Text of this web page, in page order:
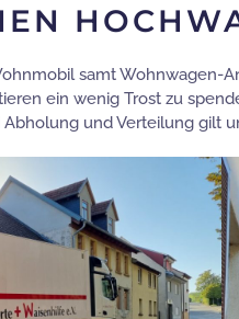
samt
ein wenig Trost zu
und Verteilung gilt